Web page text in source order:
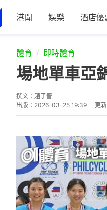
港聞 娛樂 酒店優
體育 即時體育
場地單車亞
撰文： 趙子晉
出版： 2026-03-25 19:39 更新